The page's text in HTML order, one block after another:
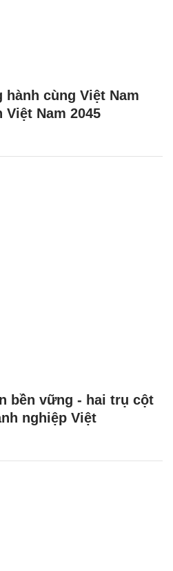
hành cùng Việt Nam
Nam 2045
bền vững - hai trụ cột
nghiệp Việt